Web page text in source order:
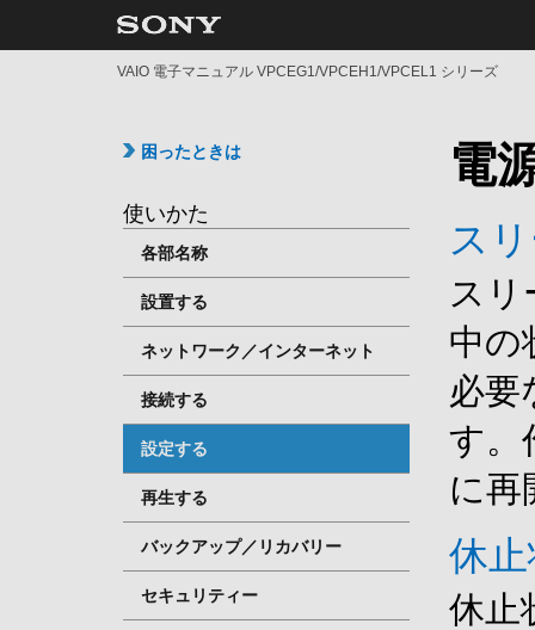
VAIO 電子マニュアル VPCEG1/VPCEH1/VPCEL1 シリーズ
困ったときは
使いかた
各部名称
設置する
ネットワーク／インターネット
接続する
設定する
再生する
バックアップ／リカバリー
セキュリティー
電
ス
スリ
中の
必要
す。
に再
休
休止